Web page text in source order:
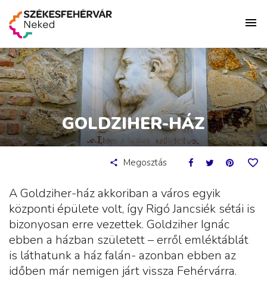
GOLDZIHER-HÁZ
Megosztás
A Goldziher-ház akkoriban a város egyik
központi épülete volt, így Rigó Jancsiék sétái is
bizonyosan erre vezettek. Goldziher Ignác
ebben a házban született – erről emléktáblát
is láthatunk a ház falán- azonban ebben az
időben már nemigen járt vissza Fehérvárra.